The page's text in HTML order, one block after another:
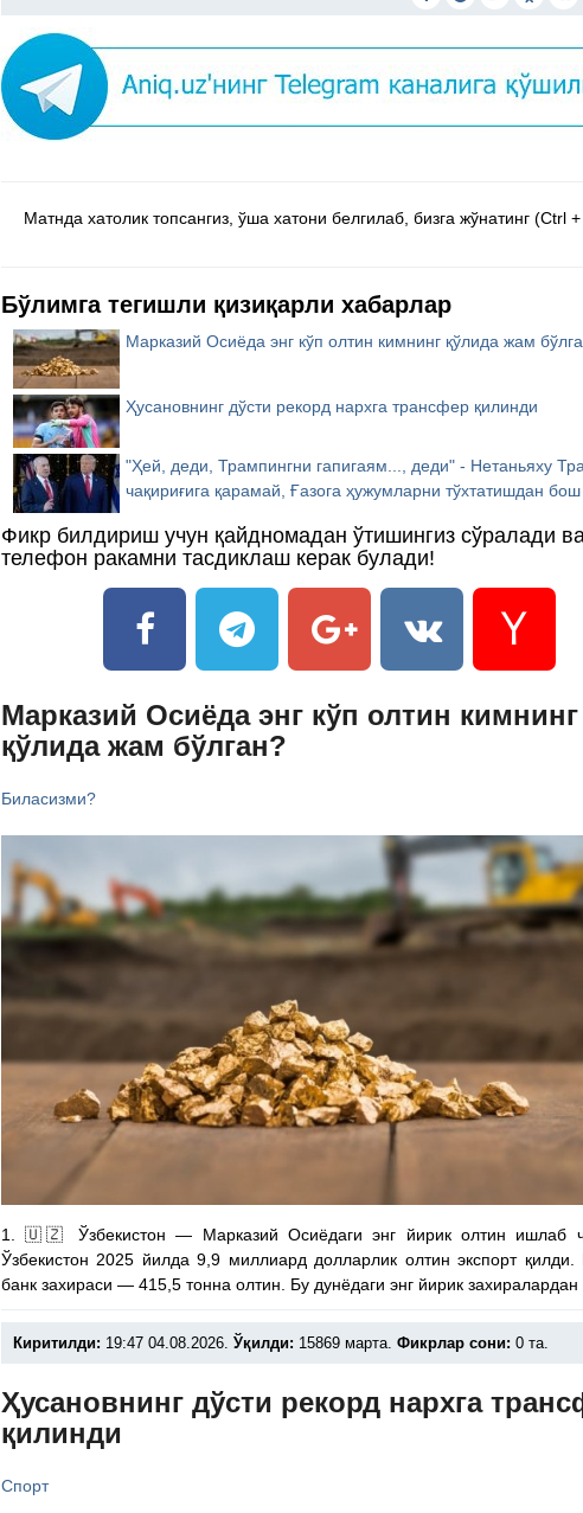
Матнда хатолик топсангиз, ўша хатони белгилаб, бизга жўнатинг (Ctrl +
Бўлимга тегишли қизиқарли хабарлар
Марказий Осиёда энг кўп олтин кимнинг қўлида жам
Ҳусановнинг дўсти рекорд нархга трансфер қилинди
"Ҳей, деди, Трампингни гапигаям..., деди" - Нетаньяху
чақириғига қарамай, Ғазога ҳужумларни тўхтатишдан бош
Фикр билдириш учун қайдномадан ўтишингиз сўралади
телефон ракамни тасдиклаш керак булади!
Марказий Осиёда энг кўп олтин кимнинг
қўлида жам бўлган?
Биласизми?
1. 🇺🇿 Ўзбекистон — Марказий Осиёдаги энг йирик олтин ишлаб
Ўзбекистон 2025 йилда 9,9 миллиард долларлик олтин экспорт қилди.
банк захираси — 415,5 тонна олтин. Бу дунёдаги энг йирик захиралардан
Киритилди: 19:47 04.08.2026. Ўқилди: 15869 марта. Фикрлар сони: 0 та.
Ҳусановнинг дўсти рекорд нархга
қилинди
Спорт